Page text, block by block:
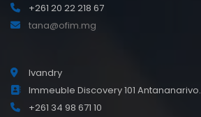
+261 20 22 218 67
tana@ofim.mg
Ivandry
Immeuble Discovery 101 Antananarivo.
+261 34 98 671 10